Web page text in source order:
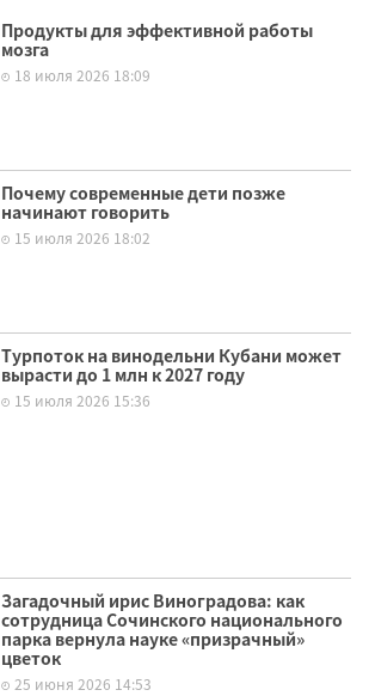
Продукты для эффективной работы
мозга
18 июля 2026 18:09
Почему современные дети позже
начинают говорить
15 июля 2026 18:02
Турпоток на винодельни Кубани может
вырасти до 1 млн к 2027 году
15 июля 2026 15:36
Загадочный ирис Виноградова: как
сотрудница Сочинского национального
парка вернула науке «призрачный»
цветок
25 июня 2026 14:53